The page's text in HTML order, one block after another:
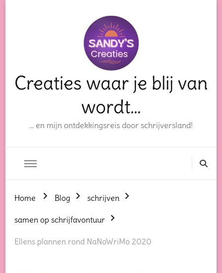
Creaties waar je blij van
wordt…
… en mijn ontdekkingsreis door schrijversland!
Home Blog schrijven
samen op schrijfavontuur
Ellens plannen rond NaNoWriMo 2020